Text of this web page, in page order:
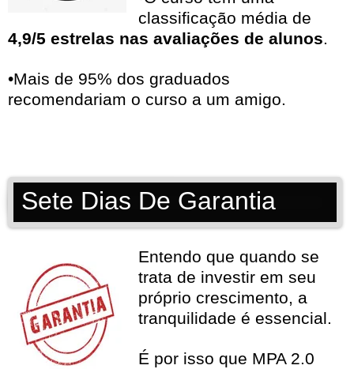
classificação média de
4,9/5 estrelas nas avaliações de alunos.
•Mais de 95% dos graduados
recomendariam o curso a um amigo.
Sete Dias De Garantia
Entendo que quando se
trata de investir em seu
próprio crescimento, a
tranquilidade é essencial.
É por isso que MPA 2.0